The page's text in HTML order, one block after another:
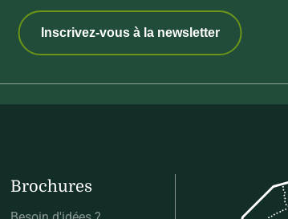
Inscrivez-vous à la newsletter
Brochures